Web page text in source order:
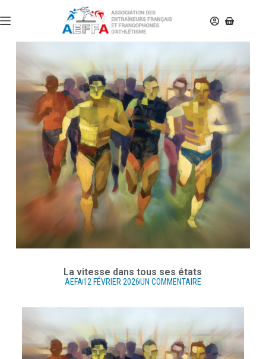
La vitesse dans tous ses états
AEFA12 FÉVRIER 2026UN COMMENTAIRE